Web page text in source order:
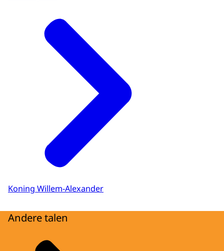
Koning Willem-Alexander
Andere talen